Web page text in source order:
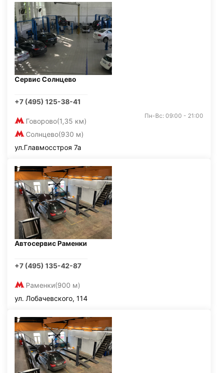
Сервис Солнцево
+7 (495) 125-38-41
Говорово(1,35 км)
Солнцево(930 м)
Пн-Вс: 09:00 - 21:00
ул.Главмосстроя 7а
Автосервис Раменки
+7 (495) 135-42-87
Раменки(900 м)
ул. Лобачевского, 114